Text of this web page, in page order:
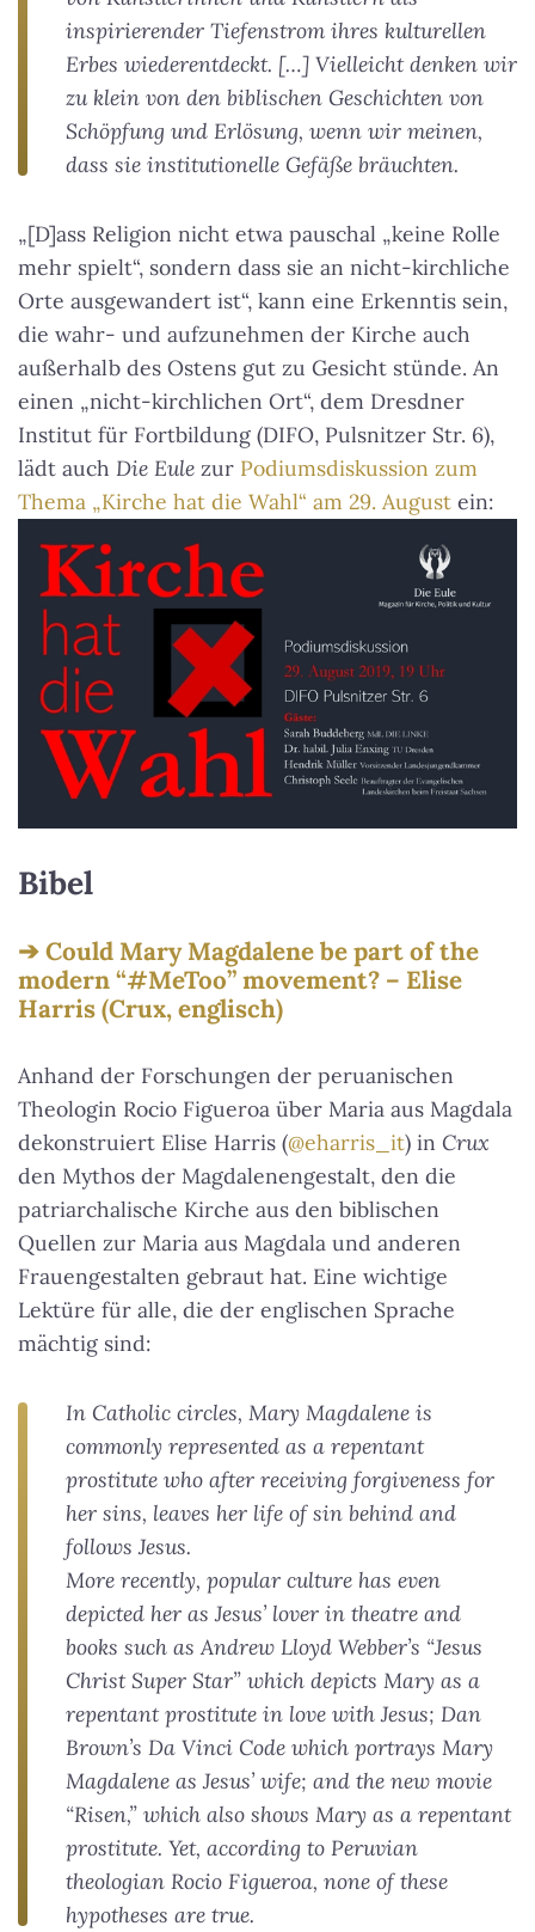
inspirierender Tiefenstrom ihres kulturellen
Erbes wiederentdeckt. […] Vielleicht denken wir
zu klein von den biblischen Geschichten von
Schöpfung und Erlösung, wenn wir meinen,
dass sie institutionelle Gefäße bräuchten.
„[D]ass Religion nicht etwa pauschal „keine Rolle
mehr spielt“, sondern dass sie an nicht-kirchliche
Orte ausgewandert ist“, kann eine Erkenntis sein,
die wahr- und aufzunehmen der Kirche auch
außerhalb des Ostens gut zu Gesicht stünde. An
einen „nicht-kirchlichen Ort“, dem Dresdner
Institut für Fortbildung (DIFO, Pulsnitzer Str. 6),
lädt auch Die Eule zur Podiumsdiskussion zum
Thema „Kirche hat die Wahl“ am 29. August ein:
Bibel
Could Mary Magdalene be part of the
modern “#MeToo” movement? – Elise
Harris (Crux, englisch)
Anhand der Forschungen der peruanischen
Theologin Rocio Figueroa über Maria aus Magdala
dekonstruiert Elise Harris (@eharris_it) in Crux
den Mythos der Magdalenengestalt, den die
patriarchalische Kirche aus den biblischen
Quellen zur Maria aus Magdala und anderen
Frauengestalten gebraut hat. Eine wichtige
Lektüre für alle, die der englischen Sprache
mächtig sind:
In Catholic circles, Mary Magdalene is
commonly represented as a repentant
prostitute who after receiving forgiveness for
her sins, leaves her life of sin behind and
follows Jesus.
More recently, popular culture has even
depicted her as Jesus’ lover in theatre and
books such as Andrew Lloyd Webber’s “Jesus
Christ Super Star” which depicts Mary as a
repentant prostitute in love with Jesus; Dan
Brown’s Da Vinci Code which portrays Mary
Magdalene as Jesus’ wife; and the new movie
“Risen,” which also shows Mary as a repentant
prostitute. Yet, according to Peruvian
theologian Rocio Figueroa, none of these
hypotheses are true.